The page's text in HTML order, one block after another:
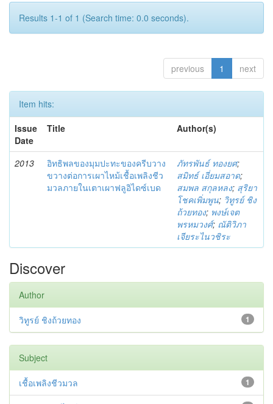
Results 1-1 of 1 (Search time: 0.0 seconds).
previous 1 next
Item hits:
Issue
Date
Title Author(s)
2013
อิทธิพลของมุมปะทะของครีบวาง
ขวางต่อการเผาไหม้เชื้อเพลิงชีว
มวลภายในเตาเผาฟลูอิไดซ์เบด
ภัทรพันธ์ ทองยศ;
สมิทธ์ เอี่ยมสอาด;
สมพล สกุลหลง; สุริยา
โชคเพิ่มพูน; วิทูรย์ ชิง
ถ้วยทอง; พงษ์เจต
พรหมวงศ์; ณัติวิภา
เจียระไนวชิระ
Discover
Author
1
วิทูรย์ ชิงถ้วยทอง
Subject
1
เชื้อเพลิงชีวมวล